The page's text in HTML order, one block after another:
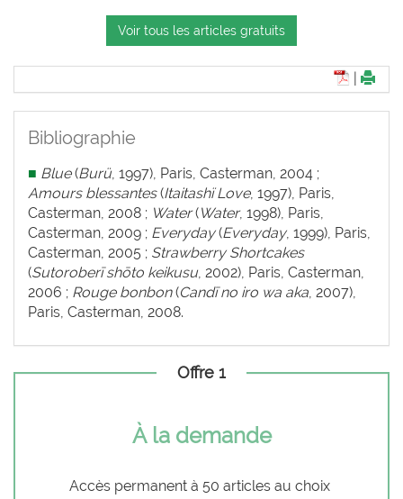
Voir tous les articles gratuits
Bibliographie
■ Blue(Burü, 1997), Paris, Casterman, 2004 ;
Amours blessantes(Itaitashï Love, 1997), Paris,
Casterman, 2008 ; Water(Water, 1998), Paris,
Casterman, 2009 ; Everyday(Everyday, 1999), Paris,
Casterman, 2005 ; Strawberry Shortcakes
(Sutoroberī shōto keikusu, 2002), Paris, Casterman,
2006 ; Rouge bonbon(Candī no iro wa aka, 2007),
Paris, Casterman, 2008.
Offre 1
À la demande
Accès permanent à 50 articles au choix